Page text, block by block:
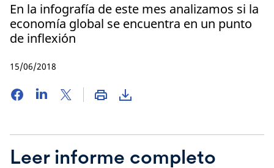
En la infografía de este mes analizamos si la
economía global se encuentra en un punto
de inflexión
15/06/2018
Leer informe completo